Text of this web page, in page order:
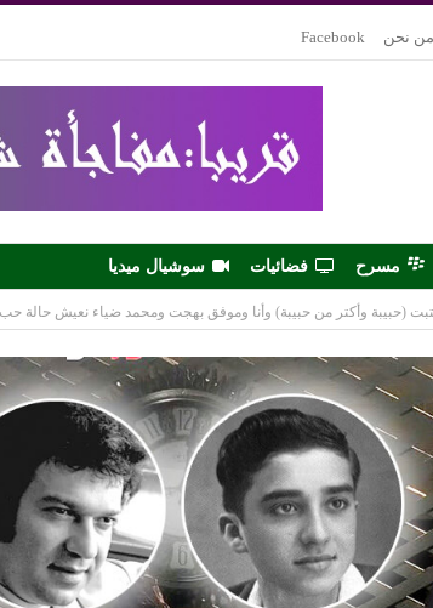
من نحن Facebook
مسرح فضائيات سوشيال ميديا
(حبيبة وأكتر من حبيبة) وأنا وموفق بهجت ومحمد ضياء نعيش حالة